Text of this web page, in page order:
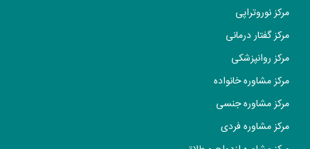
مرکز نوروتراپی
مرکز گفتار درمانی
مرکز روانپزشکی
مرکز مشاوره خانواده
مرکز مشاوره جنسی
مرکز مشاوره فردی